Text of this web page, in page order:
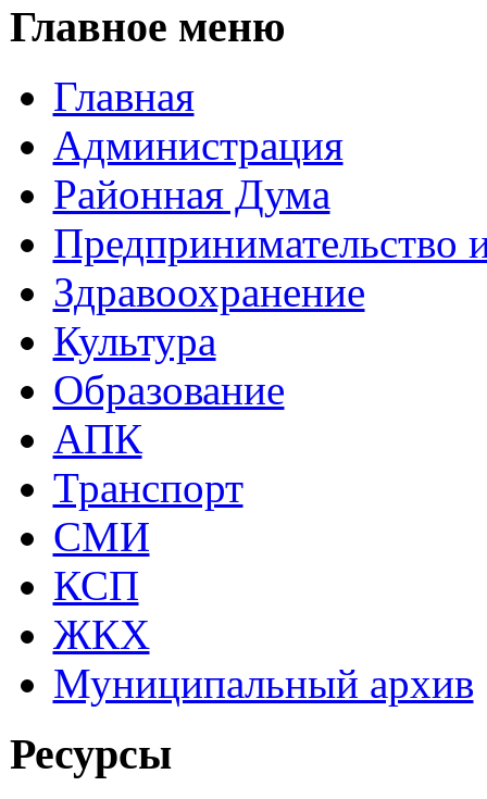
Главное меню
Главная
Администрация
Районная Дума
Предпринимательство
Здравоохранение
Культура
Образование
АПК
Транспорт
СМИ
КСП
ЖКХ
Муниципальный архив
Ресурсы